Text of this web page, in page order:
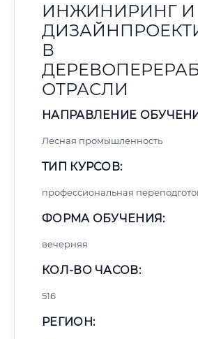
ИНЖИНИРИНГ И
В
ОТРАСЛИ
НАПРАВЛЕНИЕ
Лесная промышленность
ТИП КУРСОВ:
профессиональная
ФОРМА ОБУЧЕНИЯ:
вечерняя
КОЛ-ВО ЧАСОВ:
516
РЕГИОН: